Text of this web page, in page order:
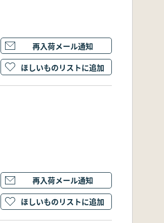
再入荷メール通知
ほしいものリストに追加
再入荷メール通知
ほしいものリストに追加